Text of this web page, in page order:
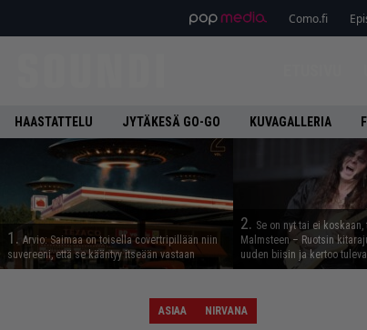
Como.fi
HAASTATTELU JYTÄKESÄ GO-GO KUVAGALLERIA
1. Arvio: Saimaa on toisella covertripillään niin
suvereeni, että se kääntyy itseään vastaan
2. Se on nyt tai ei
Malmsteen – Ruotsin
uuden biisin ja kertoo
ASIAA NIRVANA